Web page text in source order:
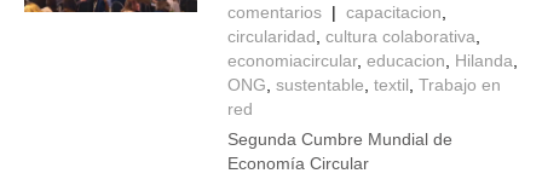
comentarios | capacitacion
circularidad cultura colaborativa
economiacircular, educacion Hilanda
ONG sustentable textil Trabajo en
red
Segunda Cumbre Mundial de
Economía Circular